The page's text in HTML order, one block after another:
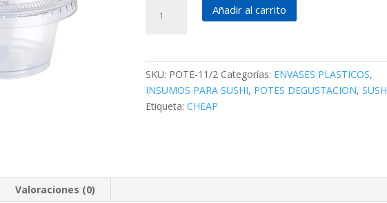
DEGUSTACIÓN
Añadir al carrito
SKU: POTE-11/2 Categorías: ENVASES PLASTICOS,
INSUMOS PARA SUSHI, POTES DEGUSTACION,
Etiqueta:CHEAP
Valoraciones (0)